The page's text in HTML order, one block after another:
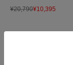
¥20,790¥10,395